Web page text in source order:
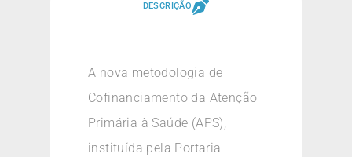
DESCRIÇÃO
A nova metodologia de
Cofinanciamento da Atenção
Primária à Saúde (APS),
instituída pela Portaria